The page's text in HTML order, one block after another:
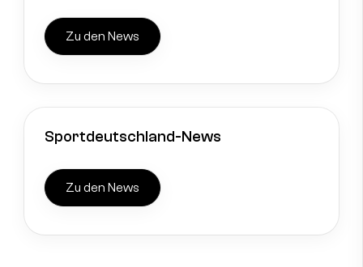
Zu den News
Sportdeutschland-News
Zu den News